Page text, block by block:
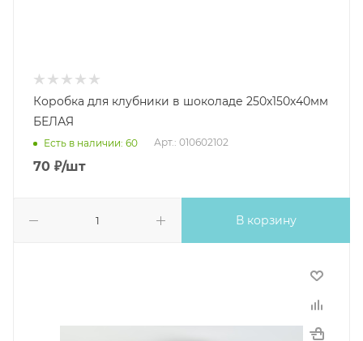
Коробка для клубники в шоколаде 250х150х40мм
БЕЛАЯ
Есть в наличии: 60 Арт.: 010602102
70 ₽/шт
В корзину